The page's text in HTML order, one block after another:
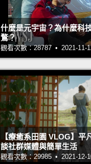
什麼是元宇宙？為什麼科
鶩？
觀看次數：28787 • 2021-11-
【療癒系田園 VLOG】平
談社群媒體與簡單生活
觀看次數：29985 • 2021-12-